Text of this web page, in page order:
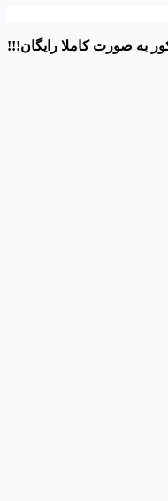
به صورت کاملا رایگان!!!